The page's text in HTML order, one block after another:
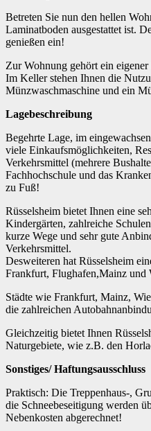
Betreten Sie nun den hellen
Laminatboden ausgestattet ist.
genießen ein!
Zur Wohnung gehört ein
Im Keller stehen Ihnen die
Münzwaschmaschine und ein
Lagebeschreibung
Begehrte Lage, im
viele Einkaufsmöglichkeiten,
Verkehrsmittel (mehrere
Fachhochschule und das
zu Fuß!
Rüsselsheim bietet Ihnen eine
Kindergärten, zahlreiche
kurze Wege und sehr gute
Verkehrsmittel.
Desweiteren hat Rüsselsheim
Frankfurt, Flughafen,Mainz und
Städte wie Frankfurt, Mainz,
die zahlreichen
Gleichzeitig bietet Ihnen
Naturgebiete, wie z.B. den
Sonstiges/ Haftungsausschluss
Praktisch: Die Treppenhaus-,
die Schneebeseitigung werden
Nebenkosten abgerechnet!